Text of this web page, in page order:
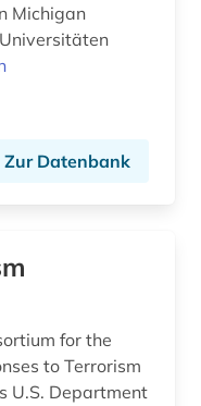
(1)
Michigan
Zur Datenbank
for the
to Terrorism
U.S. Department